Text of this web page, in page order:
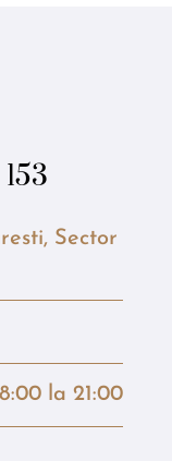
Sector
la 21:00